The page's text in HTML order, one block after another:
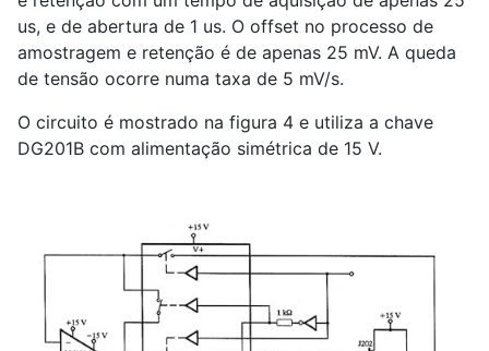
us, e de abertura de 1 us. O offset no processo de
amostragem e retenção é de apenas 25 mV. A queda
de tensão ocorre numa taxa de 5 mV/s.
O circuito é mostrado na figura 4 e utiliza a chave
DG201B com alimentação simétrica de 15 V.